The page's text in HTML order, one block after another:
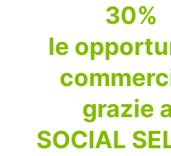
30%
le
grazie
SOCIAL